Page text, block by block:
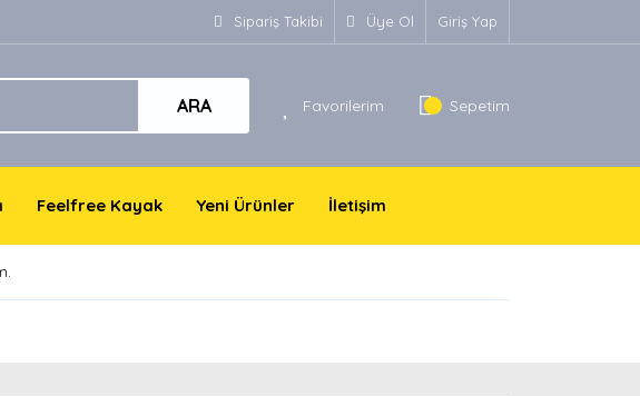
Sipariş Takibi Üye Ol Giriş Yap
ARA Favorilerim Sepetim
Feelfree Kayak Yeni Ürünler İletişim